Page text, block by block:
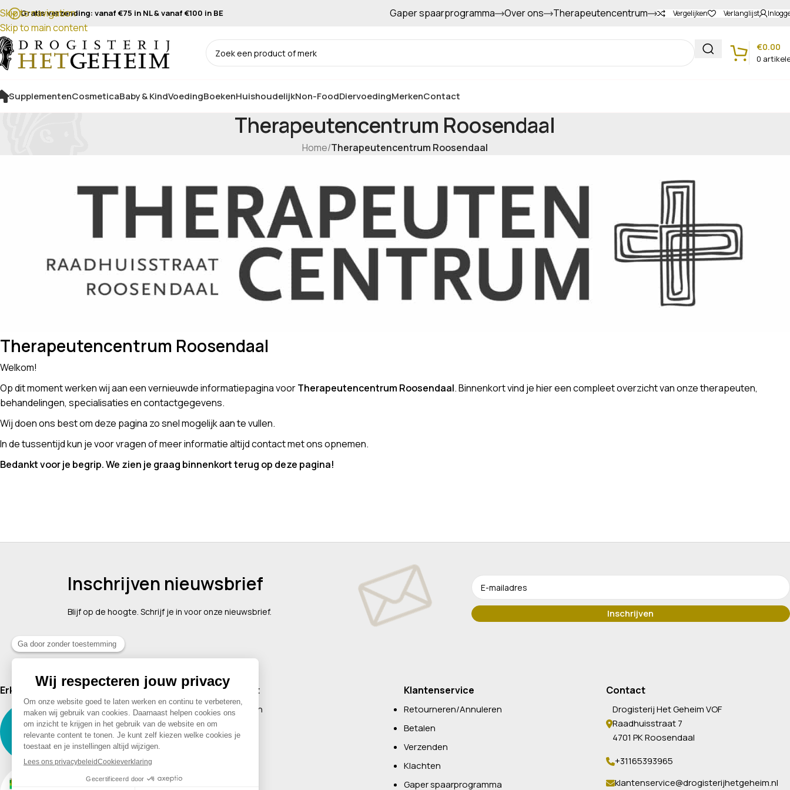
Skip to navigation
Skip to main content
Gratis verzending: vanaf €75 in NL & vanaf €100 in BE Gratis afhalen in de winkel Gapers sparen voor extra korting
Gaper spaarprogramma Over ons Therapeutencentrum Vergelijken Verlanglijst
0
€0.00
SupplementenCosmeticaBaby & KindVoedingBoekenHuishoudelijkNon-FoodDiervoedingMerkenContact
Therapeutencentrum Roosendaal
Home/Therapeutencentrum Roosendaal
Therapeutencentrum Roosendaal
Welkom!
Op dit moment werken wij aan een vernieuwde informatiepagina voorTherapeutencentrum Roosendaal. Binnenkort vind je hier een compleet overzicht van onze therapeuten,
behandelingen, specialisaties en contactgegevens.
Wij doen ons best om deze pagina zo snel mogelijk aan te vullen.
In de tussentijd kun je voor vragen of meer informatie altijd contact met ons opnemen.
Bedankt voor je begrip. We zien je graag binnenkort terug op deze pagina!
Inschrijven nieuwsbrief
Blijf op de hoogte. Schrijf je in voor onze nieuwsbrief.
Erkend lid van Assortiment
Supplementen
Cosmetica
Klantenservice
Retourneren/Annuleren
Betalen
Verzenden
Klachten
Gaper spaarprogramma
Contact
Drogisterij Het Geheim VOF
Raadhuisstraat 7
4701 PK Roosendaal
+31165393965
klantenservice@drogisterijhetgeheim.nl